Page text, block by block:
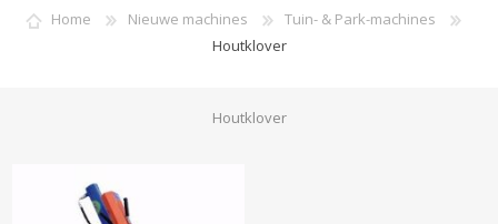
INLOGGEN
Home Nieuwe machines
Tuin- & Park-machines
Houtklover
Houtklover